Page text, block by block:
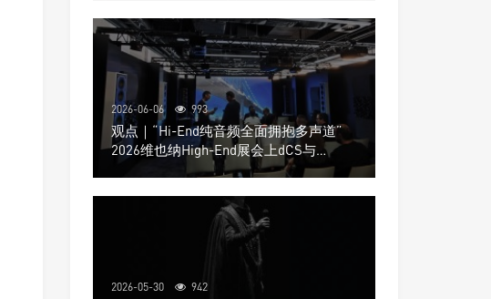
2026-06-06 993
观点｜“Hi-End纯音频全面拥抱多声道”
2026维也纳High-End展会上dCS与
Trinnov Audio搭建多声道演示系统
2026-05-30 942